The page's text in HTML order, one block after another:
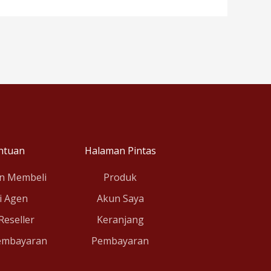
Membeli
Agen
Halaman Pintas
Produk
Akun Saya
Keranjang
Pembayaran